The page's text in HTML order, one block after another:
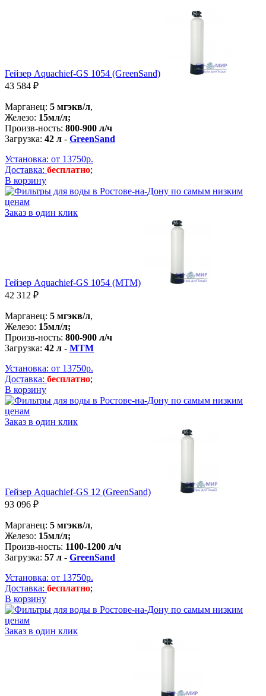
Гейзер Aquachief-GS 1054 (GreenSand)
43 584 ₽
Марганец: 5 мгэкв/л,
Железо: 15мл/л;
Произв-ность: 800-900 л/ч
Загрузка: 42 л - GreenSand
Установка: от 13750р.
Доставка: бесплатно;
В корзину
Заказ в один клик
Гейзер Aquachief-GS 1054 (MTM)
42 312 ₽
Марганец: 5 мгэкв/л,
Железо: 15мл/л;
Произв-ность: 800-900 л/ч
Загрузка: 42 л - MTM
Установка: от 13750р.
Доставка: бесплатно;
В корзину
Заказ в один клик
Гейзер Aquachief-GS 12 (GreenSand)
93 096 ₽
Марганец: 5 мгэкв/л,
Железо: 15мл/л;
Произв-ность: 1100-1200 л/ч
Загрузка: 57 л - GreenSand
Установка: от 13750р.
Доставка: бесплатно;
В корзину
Заказ в один клик